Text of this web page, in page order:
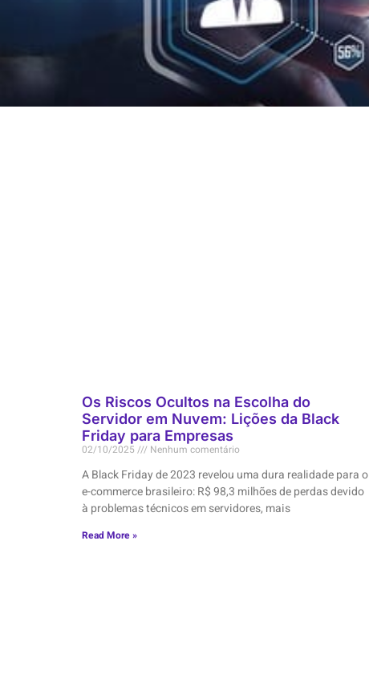
Os Riscos Ocultos na Escolha do
Servidor em Nuvem: Lições da Black
Friday para Empresas
02/10/2025 Nenhum comentário
A Black Friday de 2023 revelou uma dura realidade para o
e-commerce brasileiro: R$ 98,3 milhões de perdas devido
à problemas técnicos em servidores, mais
Read More »